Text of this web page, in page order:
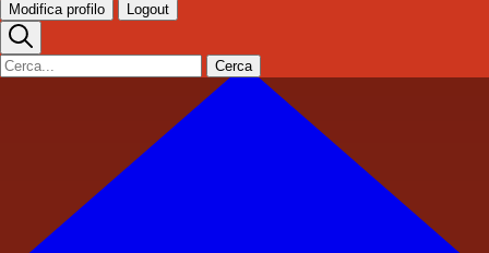
Modifica profilo Logout
Cerca